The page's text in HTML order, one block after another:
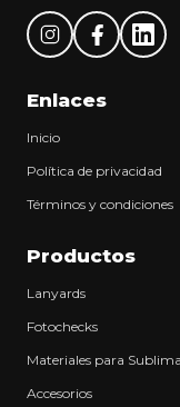
Enlaces
Inicio
Política de privacidad
Términos y condiciones
Productos
Lanyards
Fotochecks
Materiales para
Accesorios